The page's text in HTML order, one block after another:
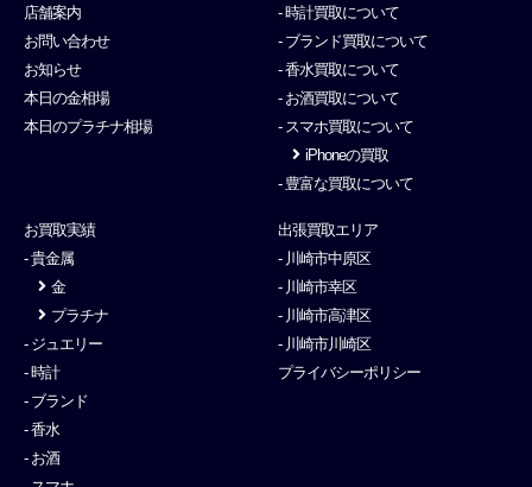
店舗案内
お問い合わせ
お知らせ
本日の金相場
本日のプラチナ相場
- 時計買取について
- ブランド買取について
- 香水買取について
- お酒買取について
- スマホ買取について
iPhoneの買取
- 豊富な買取について
お買取実績
- 貴金属
金
プラチナ
- ジュエリー
- 時計
- ブランド
- 香水
- お酒
出張買取エリア
- 川崎市中原区
- 川崎市幸区
- 川崎市高津区
- 川崎市川崎区
プライバシーポリシー